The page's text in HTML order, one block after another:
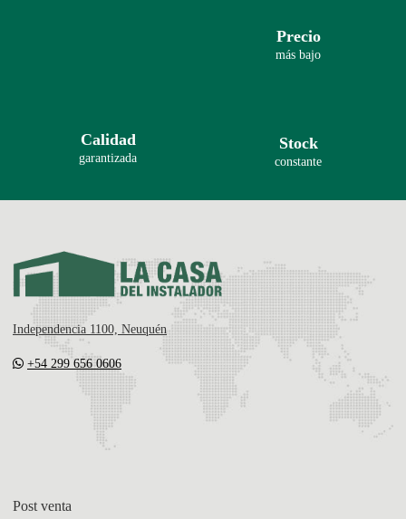
Precio
más bajo
Calidad
garantizada
Stock
constante
Independencia 1100, Neuquén
+54 299 656 0606
Post venta